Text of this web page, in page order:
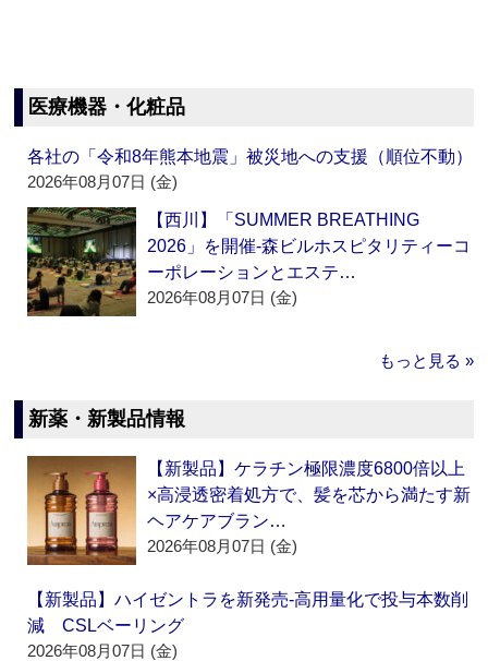
医療機器・化粧品
各社の「令和8年熊本地震」被災地への支援（順位不動）
2026年08月07日 (金)
【西川】「SUMMER BREATHING
2026」を開催‐森ビルホスピタリティーコ
ーポレーションとエステ…
2026年08月07日 (金)
もっと見る »
新薬・新製品情報
【新製品】ケラチン極限濃度6800倍以上
×高浸透密着処方で、髪を芯から満たす新
ヘアケアブラン…
2026年08月07日 (金)
【新製品】ハイゼントラを新発売‐高用量化で投与本数削
減 CSLベーリング
2026年08月07日 (金)